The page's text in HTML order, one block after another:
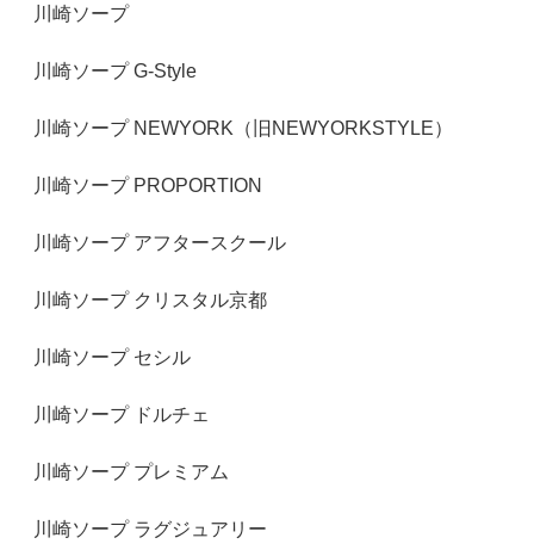
川崎ソープ
川崎ソープ G-Style
川崎ソープ NEWYORK（旧NEWYORKSTYLE）
川崎ソープ PROPORTION
川崎ソープ アフタースクール
川崎ソープ クリスタル京都
川崎ソープ セシル
川崎ソープ ドルチェ
川崎ソープ プレミアム
川崎ソープ ラグジュアリー